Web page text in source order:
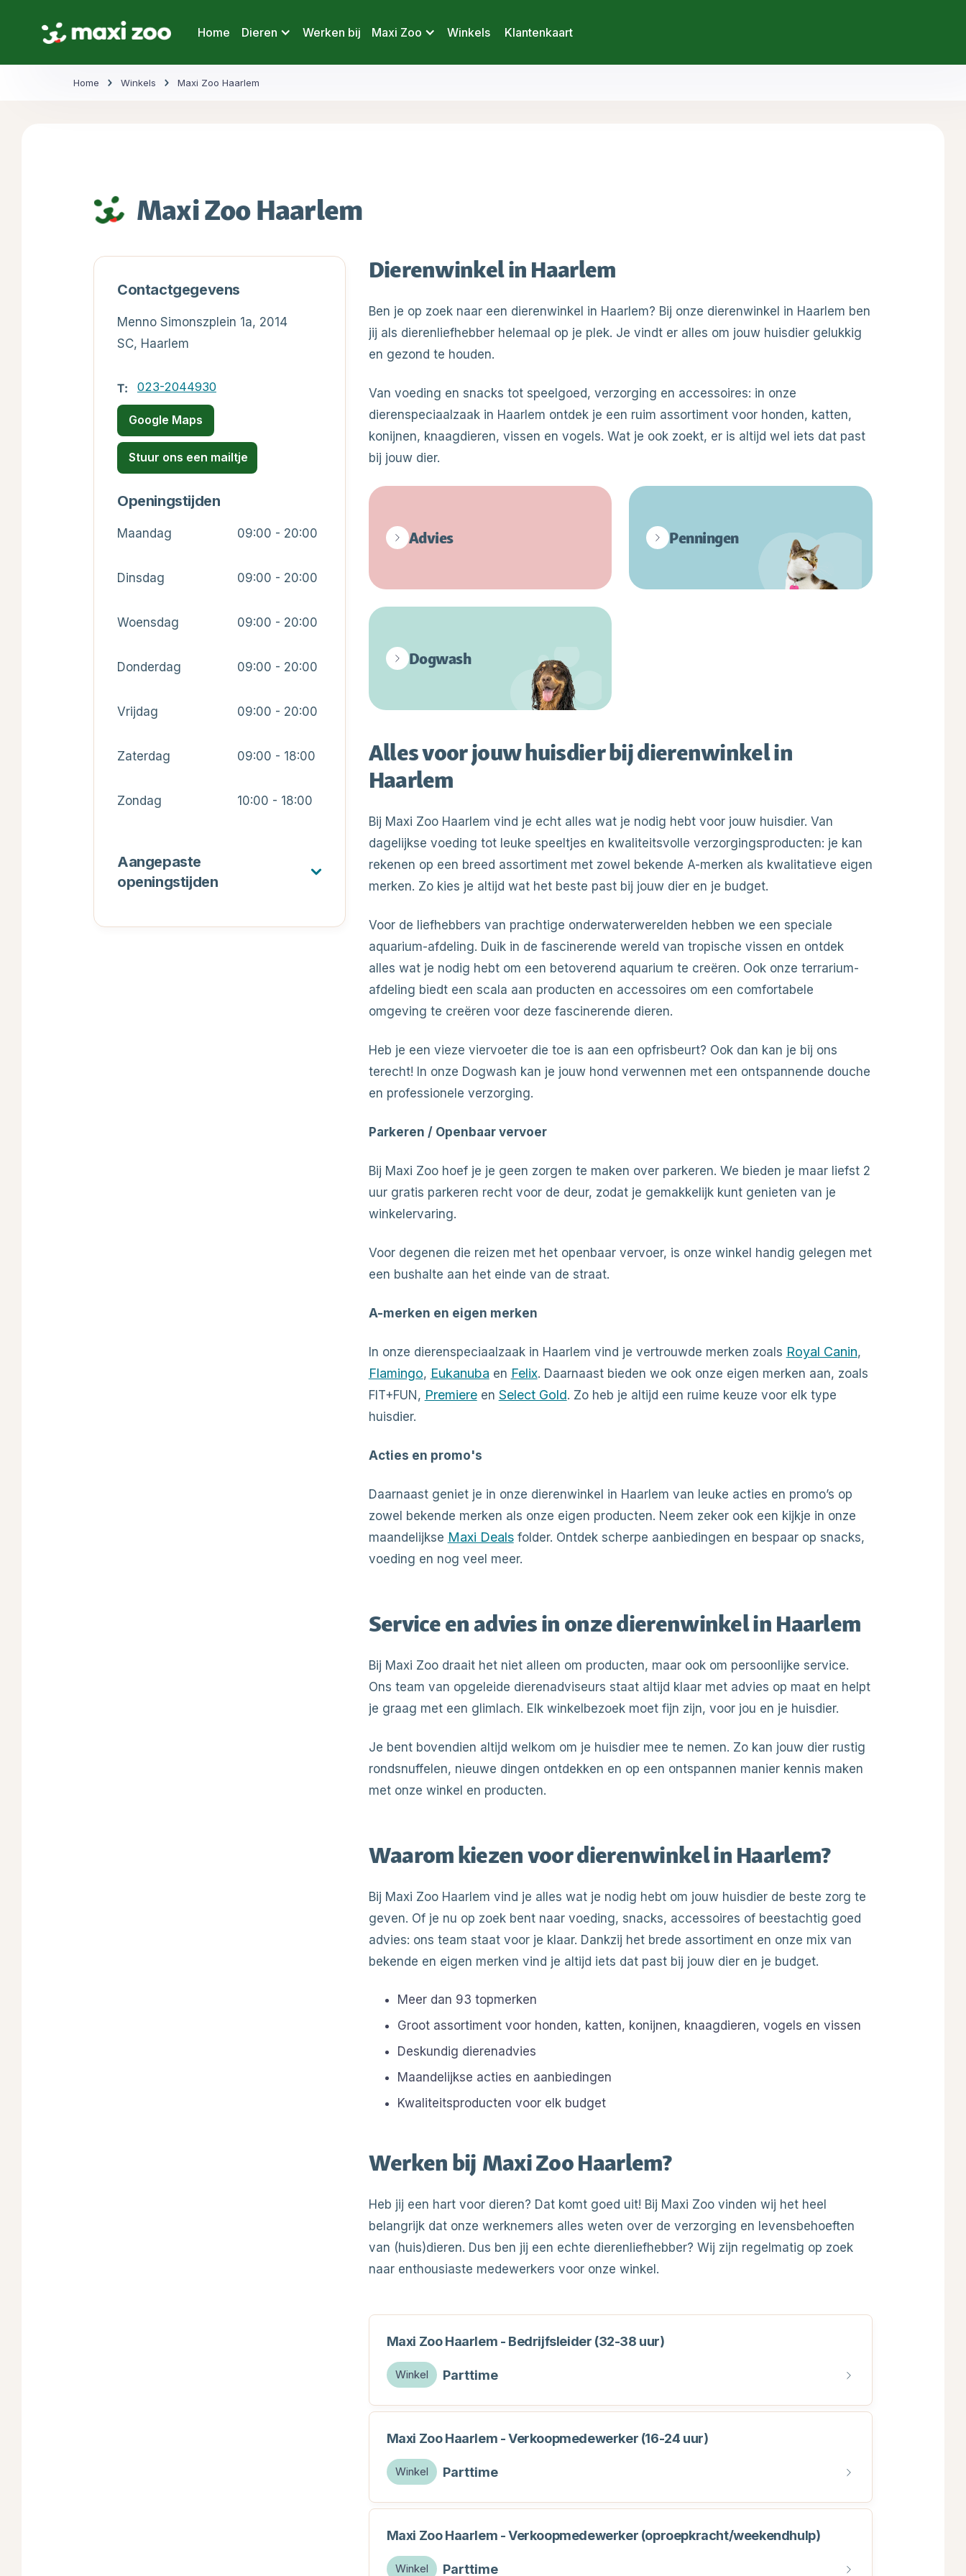
Home Dieren Werken bij Maxi Zoo Winkels Klantenkaart
Home Winkels Maxi Zoo Haarlem
Maxi Zoo Haarlem
Contactgegevens
Menno Simonszplein 1a, 2014
SC, Haarlem
T: 023-2044930
Google Maps
Stuur ons een mailtje
Openingstijden
Maandag 09:00 - 20:00
Dinsdag 09:00 - 20:00
Woensdag 09:00 - 20:00
Donderdag 09:00 - 20:00
Vrijdag 09:00 - 20:00
Zaterdag 09:00 - 18:00
Zondag 10:00 - 18:00
Aangepaste
openingstijden
Dierenwinkel in Haarlem
Ben je op zoek naar een dierenwinkel in Haarlem? Bij onze dierenwinkel in Haarlem ben
jij als dierenliefhebber helemaal op je plek. Je vindt er alles om jouw huisdier gelukkig
en gezond te houden.
Van voeding en snacks tot speelgoed, verzorging en accessoires: in onze
dierenspeciaalzaak in Haarlem ontdek je een ruim assortiment voor honden, katten,
konijnen, knaagdieren, vissen en vogels. Wat je ook zoekt, er is altijd wel iets dat past
bij jouw dier.
Advies Penningen
Dogwash
Alles voor jouw huisdier bij dierenwinkel in
Haarlem
Bij Maxi Zoo Haarlem vind je echt alles wat je nodig hebt voor jouw huisdier. Van
dagelijkse voeding tot leuke speeltjes en kwaliteitsvolle verzorgingsproducten: je kan
rekenen op een breed assortiment met zowel bekende A-merken als kwalitatieve eigen
merken. Zo kies je altijd wat het beste past bij jouw dier en je budget.
Voor de liefhebbers van prachtige onderwaterwerelden hebben we een speciale
aquarium-afdeling. Duik in de fascinerende wereld van tropische vissen en ontdek
alles wat je nodig hebt om een betoverend aquarium te creëren. Ook onze terrarium-
afdeling biedt een scala aan producten en accessoires om een comfortabele
omgeving te creëren voor deze fascinerende dieren.
Heb je een vieze viervoeter die toe is aan een opfrisbeurt? Ook dan kan je bij ons
terecht! In onze Dogwash kan je jouw hond verwennen met een ontspannende douche
en professionele verzorging.
Parkeren / Openbaar vervoer
Bij Maxi Zoo hoef je je geen zorgen te maken over parkeren. We bieden je maar liefst 2
uur gratis parkeren recht voor de deur, zodat je gemakkelijk kunt genieten van je
winkelervaring.
Voor degenen die reizen met het openbaar vervoer, is onze winkel handig gelegen met
een bushalte aan het einde van de straat.
A-merken en eigen merken
In onze dierenspeciaalzaak in Haarlem vind je vertrouwde merken zoals Royal Canin,
Flamingo, Eukanuba en Felix. Daarnaast bieden we ook onze eigen merken aan, zoals
FIT+FUN, Premiereen Select Gold. Zo heb je altijd een ruime keuze voor elk type
huisdier.
Acties en promo's
Daarnaast geniet je in onze dierenwinkel in Haarlem van leuke acties en promo’s op
zowel bekende merken als onze eigen producten. Neem zeker ook een kijkje in onze
maandelijkse Maxi Dealsfolder. Ontdek scherpe aanbiedingen en bespaar op snacks,
voeding en nog veel meer.
Service en advies in onze dierenwinkel in Haarlem
Bij Maxi Zoo draait het niet alleen om producten, maar ook om persoonlijke service.
Ons team van opgeleide dierenadviseurs staat altijd klaar met advies op maat en helpt
je graag met een glimlach. Elk winkelbezoek moet fijn zijn, voor jou en je huisdier.
Je bent bovendien altijd welkom om je huisdier mee te nemen. Zo kan jouw dier rustig
rondsnuffelen, nieuwe dingen ontdekken en op een ontspannen manier kennis maken
met onze winkel en producten.
Waarom kiezen voor dierenwinkel in Haarlem?
Bij Maxi Zoo Haarlem vind je alles wat je nodig hebt om jouw huisdier de beste zorg te
geven. Of je nu op zoek bent naar voeding, snacks, accessoires of beestachtig goed
advies: ons team staat voor je klaar. Dankzij het brede assortiment en onze mix van
bekende en eigen merken vind je altijd iets dat past bij jouw dier en je budget.
Meer dan 93 topmerken
Groot assortiment voor honden, katten, konijnen, knaagdieren, vogels en vissen
Deskundig dierenadvies
Maandelijkse acties en aanbiedingen
Kwaliteitsproducten voor elk budget
Werken bij Maxi Zoo Haarlem?
Heb jij een hart voor dieren? Dat komt goed uit! Bij Maxi Zoo vinden wij het heel
belangrijk dat onze werknemers alles weten over de verzorging en levensbehoeften
van (huis)dieren. Dus ben jij een echte dierenliefhebber? Wij zijn regelmatig op zoek
naar enthousiaste medewerkers voor onze winkel.
Maxi Zoo Haarlem - Bedrijfsleider (32-38 uur)
Winkel Parttime
Maxi Zoo Haarlem - Verkoopmedewerker (16-24 uur)
Winkel Parttime
Maxi Zoo Haarlem - Verkoopmedewerker (oproepkracht/weekendhulp)
Winkel Parttime